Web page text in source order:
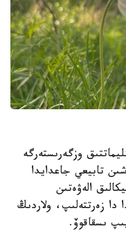
وزگەرىستەرگە
تابيعي جاعدايدا
الەۋەتىن
دا زەرتتەلىپ، ولاردىڭ
ىسقاقوۆ.